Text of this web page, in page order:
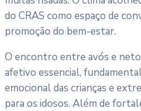
do CRAS como espaço de
promoção do bem-estar.
O encontro entre avós e
afetivo essencial,
emocional das crianças e
para os idosos. Além de